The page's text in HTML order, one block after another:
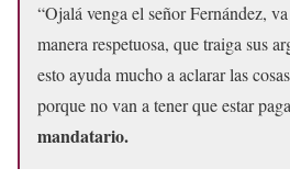
“Ojalá venga el señor Fernández,
manera respetuosa, que traiga sus
esto ayuda mucho a aclarar las
porque no van a tener que estar
mandatario.